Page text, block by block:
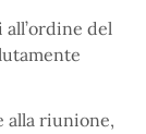
del
alla riunione,